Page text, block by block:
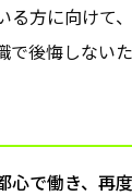
方に向けて
後悔しない
心で働き、再